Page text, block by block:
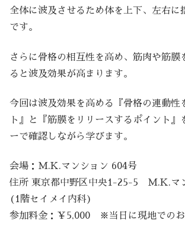
全体に波及させるため体を上下、左右に
です。
さらに骨格の相互性を高め、筋肉や筋膜
ると波及効果が高まります。
今回は波及効果を高める『骨格の連動性
ト』と『筋膜をリリースするポイント』
ーで確認しながら学びます。
会場：M.K.マンション 604号
住所 東京都中野区中央1-25-5 M.K.マ
(1階セイメイ内科)
参加料金：￥5,000 ※当日に現地でのお